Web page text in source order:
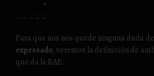
”
– – – – –
Para que nos nos quede ninguna duda
expresado, veremos la definición de
que da la RAE: